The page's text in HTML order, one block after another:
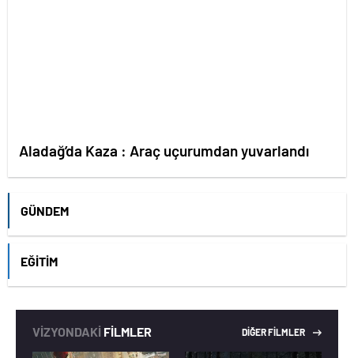
Aladağ’da Kaza : Araç uçurumdan yuvarlandı
GÜNDEM
EĞITIM
VİZYONDAKİ FİLMLER DİĞER FİLMLER